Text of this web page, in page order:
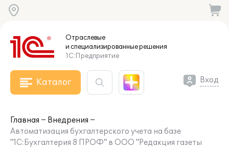
Отраслевые
и специализированныерешения
1С:Предприятие
Каталог Вход
Главная
Внедрения
Автоматизация бухгалтерского учета на базе
"1С:Бухгалтерия 8 ПРОФ" в ООО "Редакция газеты